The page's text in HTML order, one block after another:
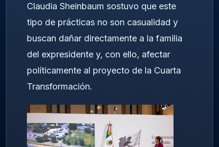
Claudia Sheinbaum sostuvo que este
tipo de prácticas no son casualidad y
buscan dañar directamente a la familia
del expresidente y, con ello, afectar
políticamente al proyecto de la Cuarta
Transformación.